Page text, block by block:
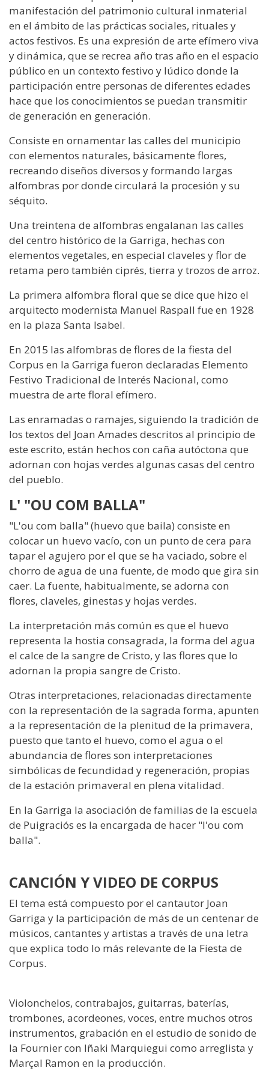
manifestación del patrimonio cultural inmaterial
en el ámbito de las prácticas sociales, rituales y
actos festivos. Es una expresión de arte efímero viva
y dinámica, que se recrea año tras año en el espacio
público en un contexto festivo y lúdico donde la
participación entre personas de diferentes edades
hace que los conocimientos se puedan transmitir
de generación en generación.
Consiste en ornamentar las calles del municipio
con elementos naturales, básicamente flores,
recreando diseños diversos y formando largas
alfombras por donde circulará la procesión y su
séquito.
Una treintena de alfombras engalanan las calles
del centro histórico de la Garriga, hechas con
elementos vegetales, en especial claveles y flor de
retama pero también ciprés, tierra y trozos de arroz.
La primera alfombra floral que se dice que hizo el
arquitecto modernista Manuel Raspall fue en 1928
en la plaza Santa Isabel.
En 2015 las alfombras de flores de la fiesta del
Corpus en la Garriga fueron declaradas Elemento
Festivo Tradicional de Interés Nacional, como
muestra de arte floral efímero.
Las enramadas o ramajes, siguiendo la tradición de
los textos del Joan Amades descritos al principio de
este escrito, están hechos con caña autóctona que
adornan con hojas verdes algunas casas del centro
del pueblo.
L' "OU COM BALLA"
"L'ou com balla" (huevo que baila) consiste en
colocar un huevo vacío, con un punto de cera para
tapar el agujero por el que se ha vaciado, sobre el
chorro de agua de una fuente, de modo que gira sin
caer. La fuente, habitualmente, se adorna con
flores, claveles, ginestas y hojas verdes.
La interpretación más común es que el huevo
representa la hostia consagrada, la forma del agua
el calce de la sangre de Cristo, y las flores que lo
adornan la propia sangre de Cristo.
Otras interpretaciones, relacionadas directamente
con la representación de la sagrada forma, apunten
a la representación de la plenitud de la primavera,
puesto que tanto el huevo, como el agua o el
abundancia de flores son interpretaciones
simbólicas de fecundidad y regeneración, propias
de la estación primaveral en plena vitalidad.
En la Garriga la asociación de familias de la escuela
de Puigraciós es la encargada de hacer "l'ou com
balla".
CANCIÓN Y VIDEO DE CORPUS
El tema está compuesto por el cantautor Joan
Garriga y la participación de más de un centenar de
músicos, cantantes y artistas a través de una letra
que explica todo lo más relevante de la Fiesta de
Corpus.
Violonchelos, contrabajos, guitarras, baterías,
trombones, acordeones, voces, entre muchos otros
instrumentos, grabación en el estudio de sonido de
la Fournier con Iñaki Marquiegui como arreglista y
Marçal Ramon en la producción.